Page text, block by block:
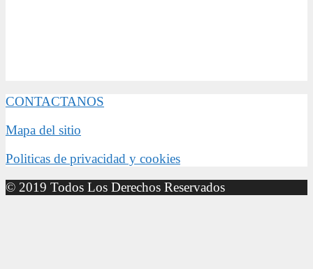
CONTACTANOS
Mapa del sitio
Politicas de privacidad y cookies
© 2019 Todos Los Derechos Reservados